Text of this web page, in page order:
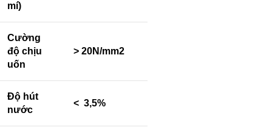
mí)
Cường
độ chịu
uốn
> 20N/mm2
Độ hút
nước
< 3,5%